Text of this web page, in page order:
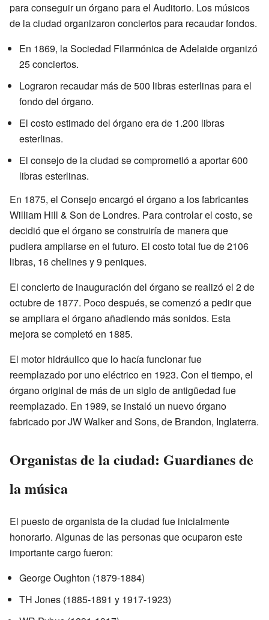
para conseguir un órgano para el Auditorio. Los músicos
de la ciudad organizaron conciertos para recaudar fondos.
En 1869, la Sociedad Filarmónica de Adelaide organizó
25 conciertos.
Lograron recaudar más de 500 libras esterlinas para el
fondo del órgano.
El costo estimado del órgano era de 1.200 libras
esterlinas.
El consejo de la ciudad se comprometió a aportar 600
libras esterlinas.
En 1875, el Consejo encargó el órgano a los fabricantes
William Hill & Son de Londres. Para controlar el costo, se
decidió que el órgano se construiría de manera que
pudiera ampliarse en el futuro. El costo total fue de 2106
libras, 16 chelines y 9 peniques.
El concierto de inauguración del órgano se realizó el 2 de
octubre de 1877. Poco después, se comenzó a pedir que
se ampliara el órgano añadiendo más sonidos. Esta
mejora se completó en 1885.
El motor hidráulico que lo hacía funcionar fue
reemplazado por uno eléctrico en 1923. Con el tiempo, el
órgano original de más de un siglo de antigüedad fue
reemplazado. En 1989, se instaló un nuevo órgano
fabricado por JW Walker and Sons, de Brandon, Inglaterra.
Organistas de la ciudad: Guardianes de
la música
El puesto de organista de la ciudad fue inicialmente
honorario. Algunas de las personas que ocuparon este
importante cargo fueron:
George Oughton (1879-1884)
TH Jones (1885-1891 y 1917-1923)